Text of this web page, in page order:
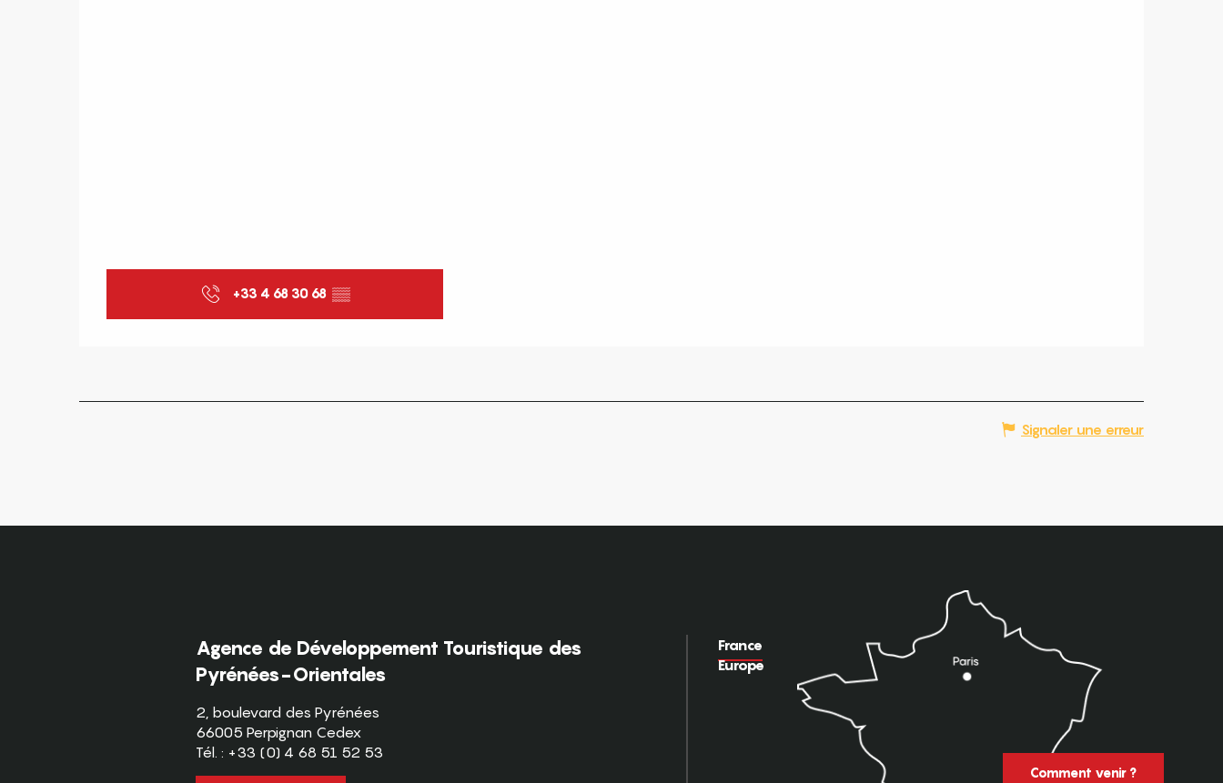
+33 4 68 30 68 ▒▒
Signaler une erreur
Agence de Développement Touristique des
Pyrénées-Orientales
2, boulevard des Pyrénées
66005 Perpignan Cedex
Tél. : +33 (0) 4 68 51 52 53
France
Europe
Comment venir ?